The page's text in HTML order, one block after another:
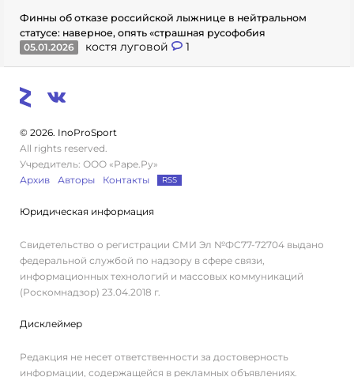
Финны об отказе российской лыжнице в нейтральном
статусе: наверное, опять «страшная русофобия
05.01.2026
костя луговой 1
© 2026. InoProSport
All rights reserved.
Учредитель: ООО «Раре.Ру»
Архив
Авторы Контакты RSS
Юридическая информация
Свидетельство о регистрации СМИ Эл №ФС77-72704 выдано
федеральной службой по надзору в сфере связи,
информационных технологий и массовых коммуникаций
(Роскомнадзор) 23.04.2018 г.
Дисклеймер
Редакция не несет ответственности за достоверность
информации, содержащейся в рекламных объявлениях.